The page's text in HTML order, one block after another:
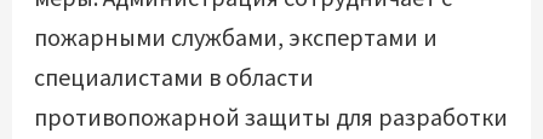
пожарными службами, экспертами и
специалистами в области
противопожарной защиты для разработки